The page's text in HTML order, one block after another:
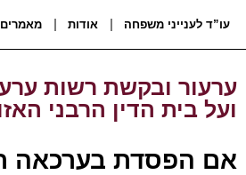
עו”ד לענייני משפחה אודות מאמרים
ערעור ובקשת רשות
ועל בית הדין הרבני
אם הפסדת בערכאה